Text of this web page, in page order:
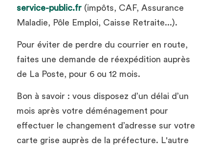
service-public.fr (impôts, CAF, Assurance
Maladie, Pôle Emploi, Caisse Retraite...).
Pour éviter de perdre du courrier en route,
faites une demande de réexpédition auprès
de La Poste, pour 6 ou 12 mois.
Bon à savoir : vous disposez d’un délai d’un
mois après votre déménagement pour
effectuer le changement d’adresse sur votre
carte grise auprès de la préfecture. L'autre